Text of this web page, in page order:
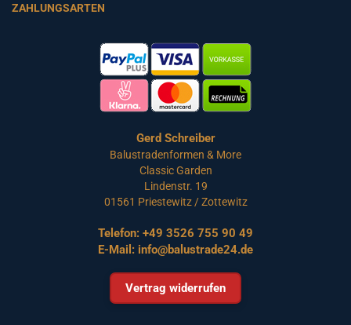
ZAHLUNGSARTEN
Gerd Schreiber
Balustradenformen & More
Classic Garden
Lindenstr. 19
01561 Priestewitz / Zottewitz
Telefon: +49 3526 755 90 49
E-Mail: info@balustrade24.de
Vertrag widerrufen